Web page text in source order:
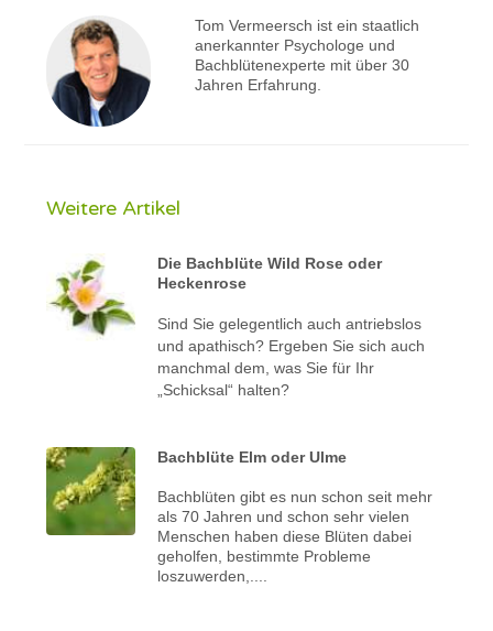
Tom Vermeersch ist ein staatlich
anerkannter Psychologe und
Bachblütenexperte mit über 30
Jahren Erfahrung.
Weitere Artikel
Die Bachblüte Wild Rose oder
Heckenrose
Sind Sie gelegentlich auch antriebslos
und apathisch? Ergeben Sie sich auch
manchmal dem, was Sie für Ihr
„Schicksal“ halten?
Bachblüte Elm oder Ulme
Bachblüten gibt es nun schon seit mehr
als 70 Jahren und schon sehr vielen
Menschen haben diese Blüten dabei
geholfen, bestimmte Probleme
loszuwerden,....